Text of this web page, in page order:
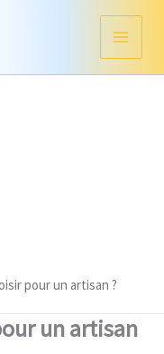
pour un artisan ?
un artisan